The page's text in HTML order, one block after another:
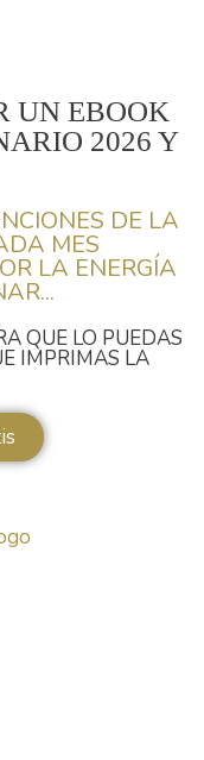
UN EBOOK
2026 Y
DE LA
MES
LA ENERGÍA
QUE LO PUEDAS
IMPRIMAS LA